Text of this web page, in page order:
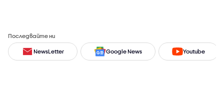
Последвайте ни
NewsLetter Google News Youtube